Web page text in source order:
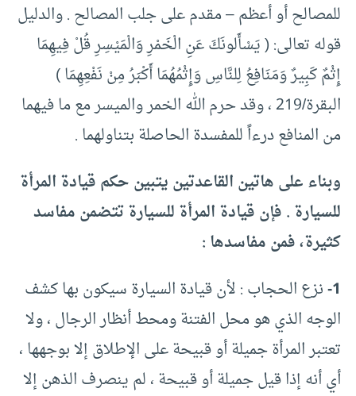
للمصالح أو أعظم – مقدم على جلب المصالح . والدليل
قوله تعالى: ( يَسْأَلونَكَ عَنِ الْخَمْرِ وَالْمَيْسِرِ قُلْ فِيهِمَا
إِثْمٌ كَبِيرٌ وَمَنَافِعُ لِلنَّاسِ وَإِثْمُهُمَا أَكْبَرُ مِنْ نَفْعِهِمَا )
البقرة/219 ، وقد حرم الله الخمر والميسر مع ما فيهما
من المنافع درءاً للمفسدة الحاصلة بتناولهما .
وبناء على هاتين القاعدتين يتبين حكم قيادة المرأة
للسيارة . فإن قيادة المرأة للسيارة تتضمن مفاسد
كثيرة، فمن مفاسدها :
1- نزع الحجاب : لأن قيادة السيارة سيكون بها كشف
الوجه الذي هو محل الفتنة ومحط أنظار الرجال ، ولا
تعتبر المرأة جميلة أو قبيحة على الإطلاق إلا بوجهها ،
أي أنه إذا قيل جميلة أو قبيحة ، لم ينصرف الذهن إلا